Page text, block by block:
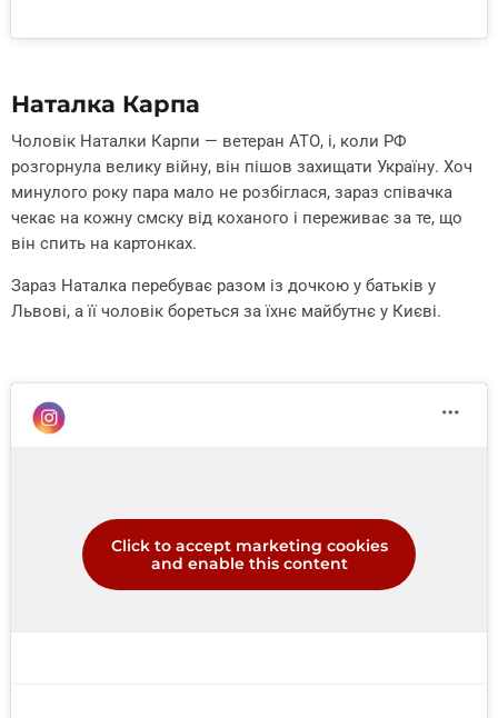
Наталка Карпа
Чоловік Наталки Карпи — ветеран АТО, і, коли РФ
розгорнула велику війну, він пішов захищати Україну. Хоч
минулого року пара мало не розбіглася, зараз співачка
чекає на кожну смску від коханого і переживає за те, що
він спить на картонках.
Зараз Наталка перебуває разом із дочкою у батьків у
Львові, а її чоловік бореться за їхнє майбутнє у Києві.
Click to accept marketing cookies
and enable this content